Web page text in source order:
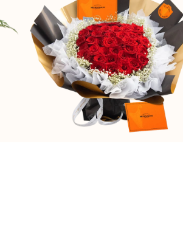
Edition)